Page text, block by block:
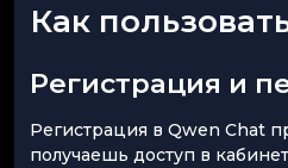
Как
Регистрация и
Регистрация в Qwen Chat
получаешь доступ в